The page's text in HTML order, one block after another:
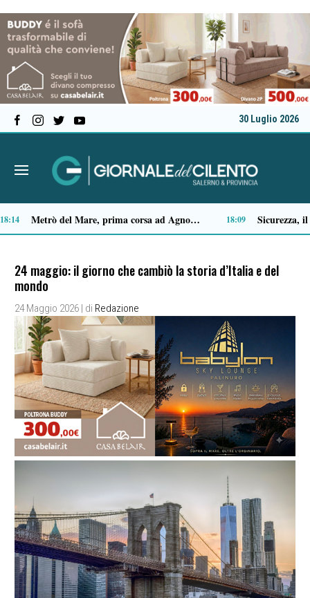
30 Luglio 2026
Capaccio Paestum spazio di legalità: oltre 43 ettari di beni confiscati destinati a progetti sociali 14:14
24 maggio: il giorno che cambiò la storia d’Italia e del
mondo
24 Maggio 2026 | di Redazione